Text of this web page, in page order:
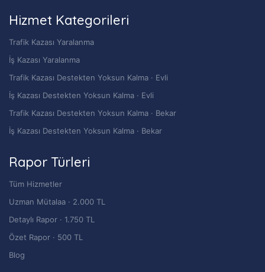
Hizmet Kategorileri
Trafik Kazası Yaralanma
İş Kazası Yaralanma
Trafik Kazası Destekten Yoksun Kalma · Evli
İş Kazası Destekten Yoksun Kalma · Evli
Trafik Kazası Destekten Yoksun Kalma · Bekar
İş Kazası Destekten Yoksun Kalma · Bekar
Rapor Türleri
Tüm Hizmetler
Uzman Mütalaa · 2.000 TL
Detaylı Rapor · 1.750 TL
Özet Rapor · 500 TL
Blog